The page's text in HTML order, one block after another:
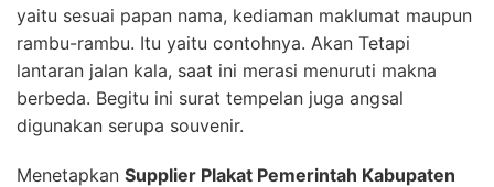
yaitu sesuai papan nama, kediaman maklumat maupun
rambu-rambu. Itu yaitu contohnya. Akan Tetapi
lantaran jalan kala, saat ini merasi menuruti makna
berbeda. Begitu ini surat tempelan juga angsal
digunakan serupa souvenir.
Menetapkan Supplier Plakat Pemerintah Kabupaten